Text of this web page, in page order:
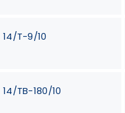
14/T-9/10
14/TB-180/10